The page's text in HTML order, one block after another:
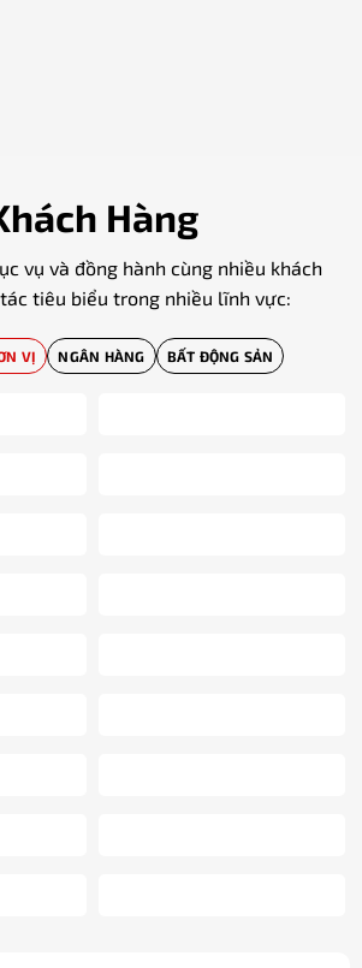
Hàng
vụ và đồng hành cùng nhiều khách
tiêu biểu trong nhiều lĩnh vực:
VỊ NGÂN HÀNG BẤT ĐỘNG SẢN